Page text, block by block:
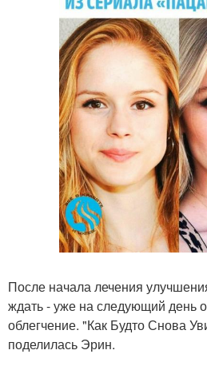
После начала лечения
ждать - уже на следующий день
облегчение. "Как Будто Снова
поделилась Эрин.